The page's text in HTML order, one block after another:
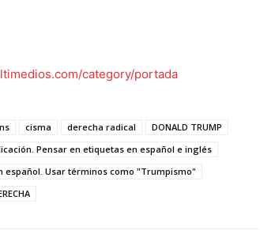
category/portada
cisma derecha radical
DONALD TRUMP
Pensar en etiquetas en español e inglés
español. Usar términos como "Trumpismo"